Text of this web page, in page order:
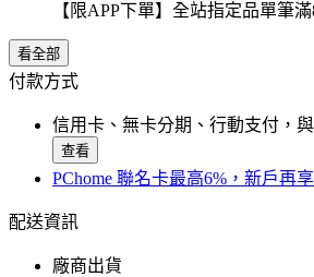
【限APP下單】全站指定品單筆
看全部
付款方式
信用卡、無卡分期、行動支付，
查看
PChome 聯名卡最高6%，新戶再
配送資訊
廠商出貨